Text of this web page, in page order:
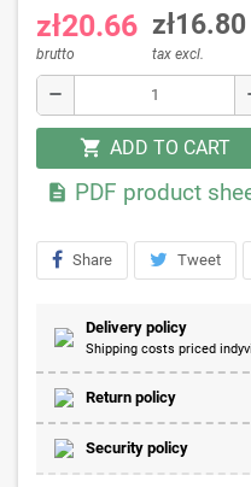
zł20.66
brutto
zł16.80
tax excl.
remove
shopping_cart ADD TO CART
 PDF product
Share Tweet
Delivery policy
Shipping costs priced
Return policy
Security policy